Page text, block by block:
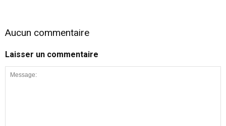
Aucun commentaire
Laisser un commentaire